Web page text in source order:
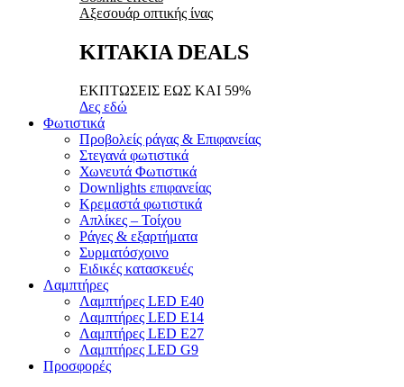
Αξεσουάρ οπτικής ίνας
ΚΙΤΑΚΙΑ DEALS
ΕΚΠΤΩΣΕΙΣ ΕΩΣ ΚΑΙ 59%
Δες εδώ
Φωτιστικά
Προβολείς ράγας & Επιφανείας
Στεγανά φωτιστικά
Χωνευτά Φωτιστικά
Downlights επιφανείας
Κρεμαστά φωτιστικά
Απλίκες – Τοίχου
Ράγες & εξαρτήματα
Συρματόσχοινο
Ειδικές κατασκευές
Λαμπτήρες
Λαμπτήρες LED E40
Λαμπτήρες LED E14
Λαμπτήρες LED E27
Λαμπτήρες LED G9
Προσφορές